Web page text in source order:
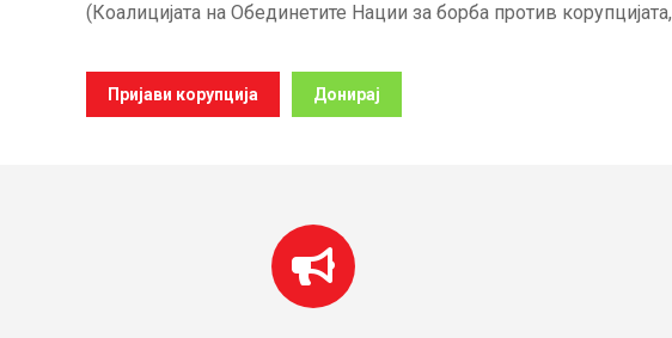
(Коалицијата на Обединетите Нации за борба против корупцијата,
Пријави корупција Донирај